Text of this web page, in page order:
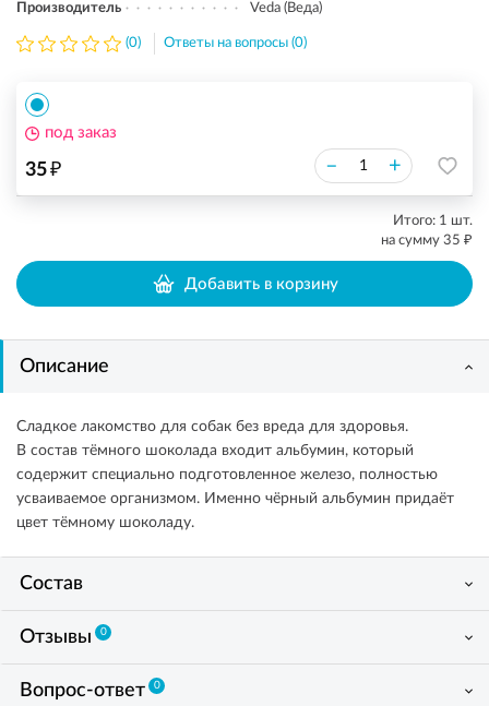
Производитель Veda (Веда)
(0) Ответы на вопросы (0)
35₽ – +
под заказ
Итого: 1 шт.
на сумму 35 ₽
Добавить в корзину
Описание
Сладкое лакомство для собак без вреда для здоровья.
В состав тёмного шоколада входит альбумин, который
содержит специально подготовленное железо, полностью
усваиваемое организмом. Именно чёрный альбумин придаёт
цвет тёмному шоколаду.
Состав
Отзывы 0
Вопрос-ответ 0